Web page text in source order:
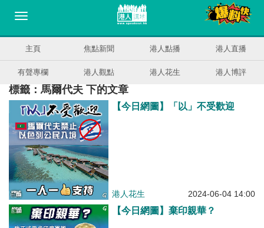
主頁 焦點新聞 港人點播 港人直播
有聲專欄 港人觀點 港人花生 港人博評
標籤：馬爾代夫 下的文章
【今日網圖】「以」不受歡迎
港人花生 2024-06-04 14:00
【今日網圖】棄印親華？